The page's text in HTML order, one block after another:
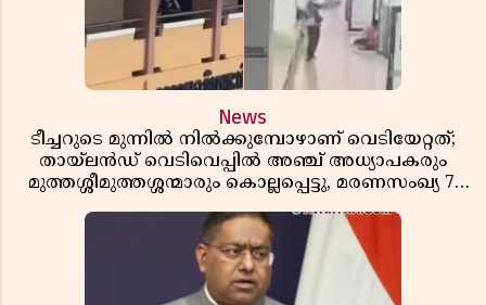
News
ടീച്ചറുടെ മുന്നിൽ നിൽക്കുമ്പോഴാണ് വെടിയേറ്റത്;
തായ്‌ലൻഡ് വെടിവെപ്പിൽ അഞ്ച് അധ്യാപകരും
മുത്തശ്ശീമുത്തശ്ശന്മാരും കൊല്ലപ്പെട്ടു, മരണസംഖ്യ 7;